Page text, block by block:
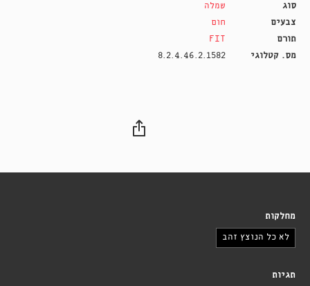
סוג
שמלה
צבעים
חום
תורם
FIT
מס. קטלוגי
8.2.4.46.2.1582
מחלקות
לא כל הנוצץ זהב
תגיות